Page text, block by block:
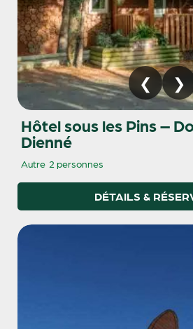
Hôtel sous les Pins –
Dienné
Autre 2 personnes
DÉTAILS &